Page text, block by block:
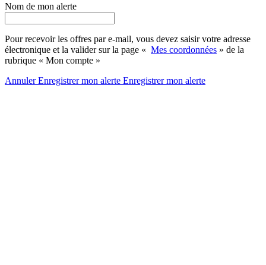
Nom de mon alerte
Pour recevoir les offres par e-mail, vous devez saisir votre adresse
électronique et la valider sur la page « Mes coordonnées » de la
rubrique « Mon compte »
AnnulerEnregistrer mon alerte Enregistrermon alerte